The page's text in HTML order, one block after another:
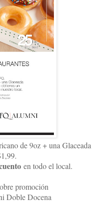
de 9oz + una Glaceada
en todo el local.
promoción
Doble Docena